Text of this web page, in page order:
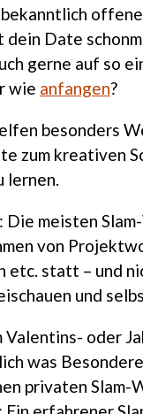
bekanntlich
Date
gerne auf so
wie anfangen?
besonders
zum kreativen
lernen.
Die meisten
von
etc. statt – und
und
Valentins- oder
was
privaten Slam-